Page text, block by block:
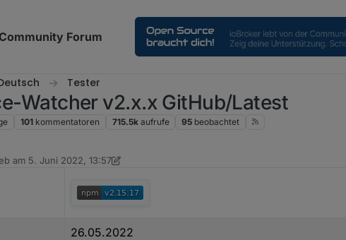
Forum
Tester
Watcher v2.x.x GitHub/Latest
101 kommentatoren 715.5k aufrufe 95 beobachtet
am 5. Juni 2022, 13:57
editiert von Ein ehemaliger Benutzer
26.05.2022